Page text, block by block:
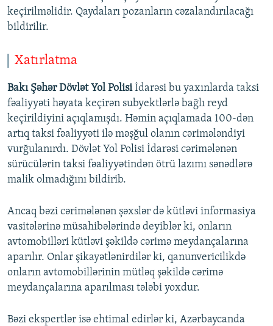
keçirilməlidir. Qaydaları pozanların cəzalandırılacağı
bildirilir.
Xatırlatma
Bakı Şəhər Dövlət Yol Polisiİdarəsi bu yaxınlarda taksi
fəaliyyəti həyata keçirən subyektlərlə bağlı reyd
keçirildiyini açıqlamışdı. Həmin açıqlamada 100-dən
artıq taksi fəaliyyəti ilə məşğul olanın cərimələndiyi
vurğulanırdı. Dövlət Yol Polisi İdarəsi cərimələnən
sürücülərin taksi fəaliyyətindən ötrü lazımı sənədlərə
malik olmadığını bildirib.
Ancaq bəzi cərimələnən şəxslər də kütləvi informasiya
vasitələrinə müsahibələrində deyiblər ki, onların
avtomobilləri kütləvi şəkildə cərimə meydançalarına
aparılır. Onlar şikayətlənirdilər ki, qanunvericilikdə
onların avtomobillərinin mütləq şəkildə cərimə
meydançalarına aparılması tələbi yoxdur.
Bəzi ekspertlər isə ehtimal edirlər ki, Azərbaycanda